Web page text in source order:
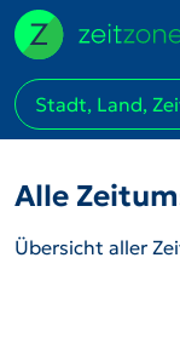
Alle
Übersicht aller